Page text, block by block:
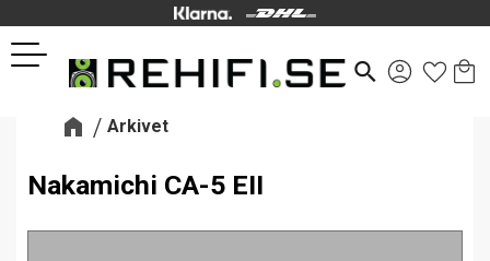
Meny
search
Arkivet
Nakamichi CA-5 EII